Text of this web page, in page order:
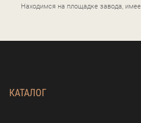
Находимся на площадке завода,
КАТАЛОГ